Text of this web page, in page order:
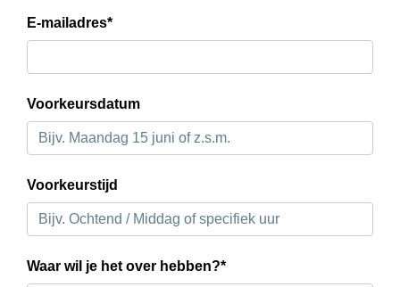
E-mailadres*
Voorkeursdatum
Voorkeurstijd
Waar wil je het over hebben?*